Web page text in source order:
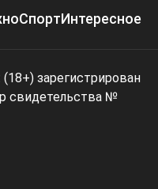
СпортИнтересное
зарегистрирован
свидетельства №